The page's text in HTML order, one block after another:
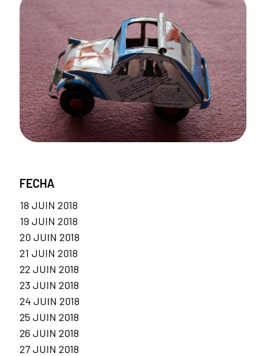
FECHA
18 JUIN 2018
19 JUIN 2018
20 JUIN 2018
21 JUIN 2018
22 JUIN 2018
23 JUIN 2018
24 JUIN 2018
25 JUIN 2018
26 JUIN 2018
27 JUIN 2018